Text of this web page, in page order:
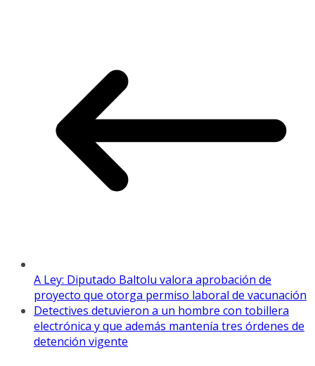
A Ley: Diputado Baltolu valora aprobación de
proyecto que otorga permiso laboral de vacunación
Detectives detuvieron a un hombre con tobillera
electrónica y que además mantenía tres órdenes de
detención vigente